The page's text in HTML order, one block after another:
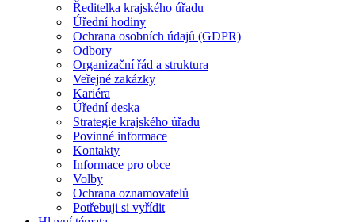
Ředitelka krajského úřadu
Úřední hodiny
Ochrana osobních údajů (GDPR)
Odbory
Organizační řád a struktura
Veřejné zakázky
Kariéra
Úřední deska
Strategie krajského úřadu
Povinné informace
Kontakty
Informace pro obce
Volby
Ochrana oznamovatelů
Potřebuji si vyřídit